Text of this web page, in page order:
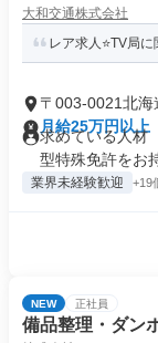
大和交通株式会社
レア求人⭐️TV局
〒003-0021北海
月給25万円以上
求めている人材
型特殊免許をお
業界未経験歓迎 +19
NEW 正社員
備品整理・ダン